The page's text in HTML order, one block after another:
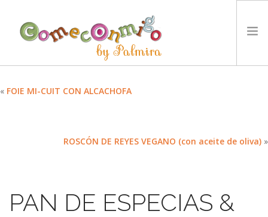
NUESTRA FILOSOFÍA
IDIOMA:
« FOIE MI-CUIT CON ALCACHOFA
ROSCÓN DE REYES VEGANO (con aceite de oliva) »
PAN DE ESPECIAS &